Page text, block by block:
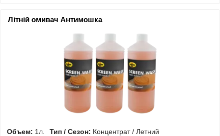
Літній омивач Антимошка
Объем: 1л. Тип / Сезон: Концентрат / Летний